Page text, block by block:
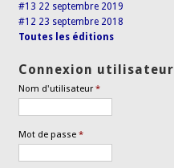
#13 22 septembre 2019
#12 23 septembre 2018
Toutes les éditions
Connexion utilisateur
Nom d'utilisateur*
Mot de passe*